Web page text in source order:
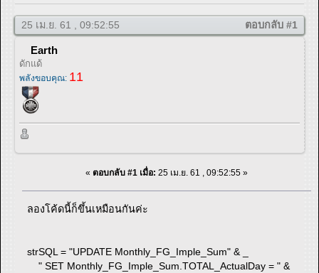
25 เม.ย. 61 , 09:52:55 ตอบกลับ #1
Earth
ดักแด้
พลังขอบคุณ: 11
« ตอบกลับ #1 เมื่อ: 25 เม.ย. 61 , 09:52:55 »
ลองโค้ดนี้ก็ขึ้นเหมือนกันค่ะ
strSQL = "UPDATE Monthly_FG_Imple_Sum" & _
" SET Monthly_FG_Imple_Sum.TOTAL_ActualDay = " &